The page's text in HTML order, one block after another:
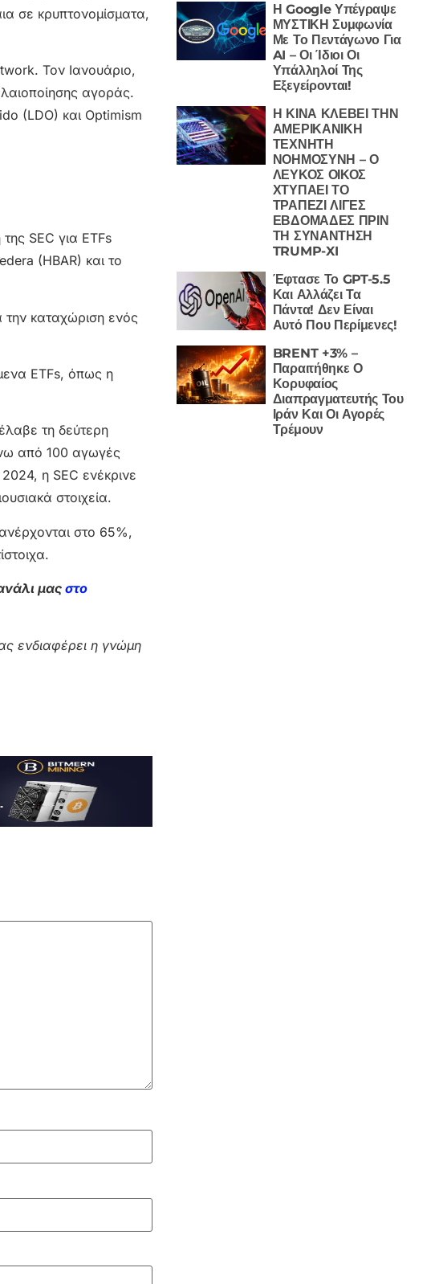
σε κρυπτονομίσματα,
Τον Ιανουάριο,
αγοράς.
(LDO) και Optimism
SEC για ETFs
(HBAR) και το
την καταχώριση ενός
ETFs, όπως η
τη δεύτερη
από 100 αγωγές
η SEC ενέκρινε
στοιχεία.
στο 65%,
μας στο
ενδιαφέρει η γνώμη
Η Google Υπέγραψε
ΜΥΣΤΙΚΗ Συμφωνία
Με Το Πεντάγωνο Για
AI – Οι Ίδιοι Οι
Υπάλληλοί Της
Εξεγείρονται!
Η ΚΙΝΑ ΚΛΕΒΕΙ ΤΗΝ
ΑΜΕΡΙΚΑΝΙΚΗ
ΤΕΧΝΗΤΗ
ΝΟΗΜΟΣΥΝΗ – Ο
ΛΕΥΚΟΣ ΟΙΚΟΣ
ΧΤΥΠΑΕΙ ΤΟ
ΤΡΑΠΕΖΙ ΛΙΓΕΣ
ΕΒΔΟΜΑΔΕΣ ΠΡΙΝ
ΤΗ ΣΥΝΑΝΤΗΣΗ
TRUMP-XI
Έφτασε Το GPT-5.5
Και Αλλάζει Τα
Πάντα! Δεν Είναι
Αυτό Που Περίμενες!
BRENT +3% –
Παραιτήθηκε Ο
Κορυφαίος
Διαπραγματευτής Του
Ιράν Και Οι Αγορές
Τρέμουν